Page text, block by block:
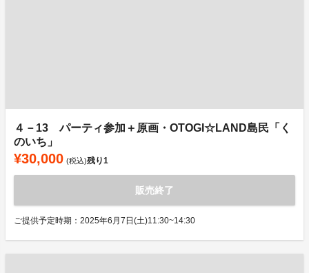
４－13 パーティ参加＋原画・OTOGI☆LAND島民「く
のいち」
¥30,000 (税込)残り1
販売終了
ご提供予定時期：2025年6月7日(土)11:30~14:30